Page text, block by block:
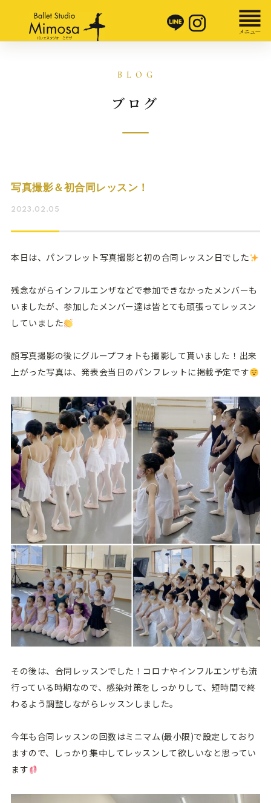
ブログ
写真撮影＆初合同レッスン！
2023.02.05
本日は、パンフレット写真撮影と初の合同レッスン日でした
残念ながらインフルエンザなどで参加できなかったメンバーも
いましたが、参加したメンバー達は皆とても頑張ってレッスン
していました
顔写真撮影の後にグループフォトも撮影して貰いました！出来
上がった写真は、発表会当日のパンフレットに掲載予定です
その後は、合同レッスンでした！コロナやインフルエンザも流
行っている時期なので、感染対策をしっかりして、短時間で終
わるよう調整しながらレッスンしました。
今年も合同レッスンの回数はミニマム(最小限)で設定しており
ますので、しっかり集中してレッスンして欲しいなと思ってい
ます